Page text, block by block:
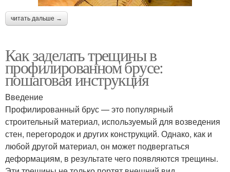
читать дальше →
Как заделать трещины в
профилированном брусе:
пошаговая инструкция
Введение
Профилированный брус — это популярный
строительный материал, используемый для возведения
стен, перегородок и других конструкций. Однако, как и
любой другой материал, он может подвергаться
деформациям, в результате чего появляются трещины.